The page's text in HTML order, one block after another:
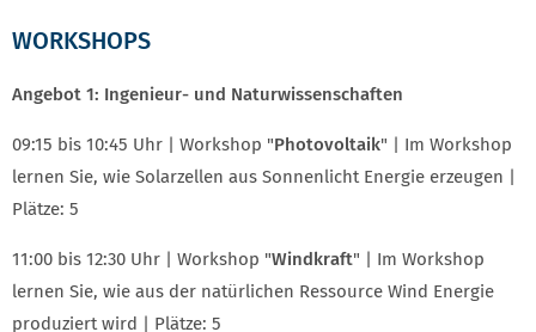
WORKSHOPS
Angebot 1: Ingenieur- und Naturwissenschaften
09:15 bis 10:45 Uhr | Workshop "Photovoltaik" | Im Workshop
lernen Sie, wie Solarzellen aus Sonnenlicht Energie erzeugen |
Plätze: 5
11:00 bis 12:30 Uhr | Workshop "Windkraft" | Im Workshop
lernen Sie, wie aus der natürlichen Ressource Wind Energie
produziert wird | Plätze: 5